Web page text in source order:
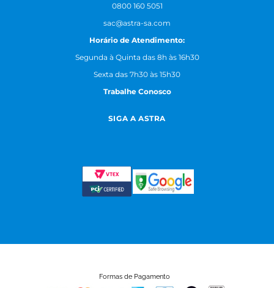
0800 160 5051
sac@astra-sa.com
Horário de Atendimento:
Segunda à Quinta das 8h às 16h30
Sexta das 7h30 às 15h30
Trabalhe Conosco
SIGA A ASTRA
Formas de Pagamento